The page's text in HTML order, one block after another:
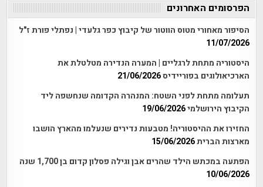
הפרסומים האחרונים
הסיפור מאחורי מטוס הווטור של קיבוץ כפר גלעדי | נפתלי פורת ז"ל
11/07/2026
היסטוריה מתחת לרגליים | המערה הנדירה מטלטלת את
הארכיאולוגים בפוריידיס21/06/2026
תעלומה מתחת לפני השטח: המנהרה הקדומה שנחשפה ליד
הקיבוץ הירושלמי19/06/2026
החזירו את ההיסטוריה! מטבעות נדירים שנעלמו מהארץ הושבו
מארצות הברית15/06/2026
הפתעה במכתש הילד שהרים אבן וגילה פסלון קדום בן 1,700 שנה
10/06/2026